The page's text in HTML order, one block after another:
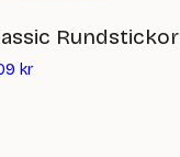
Rundstickor
kr